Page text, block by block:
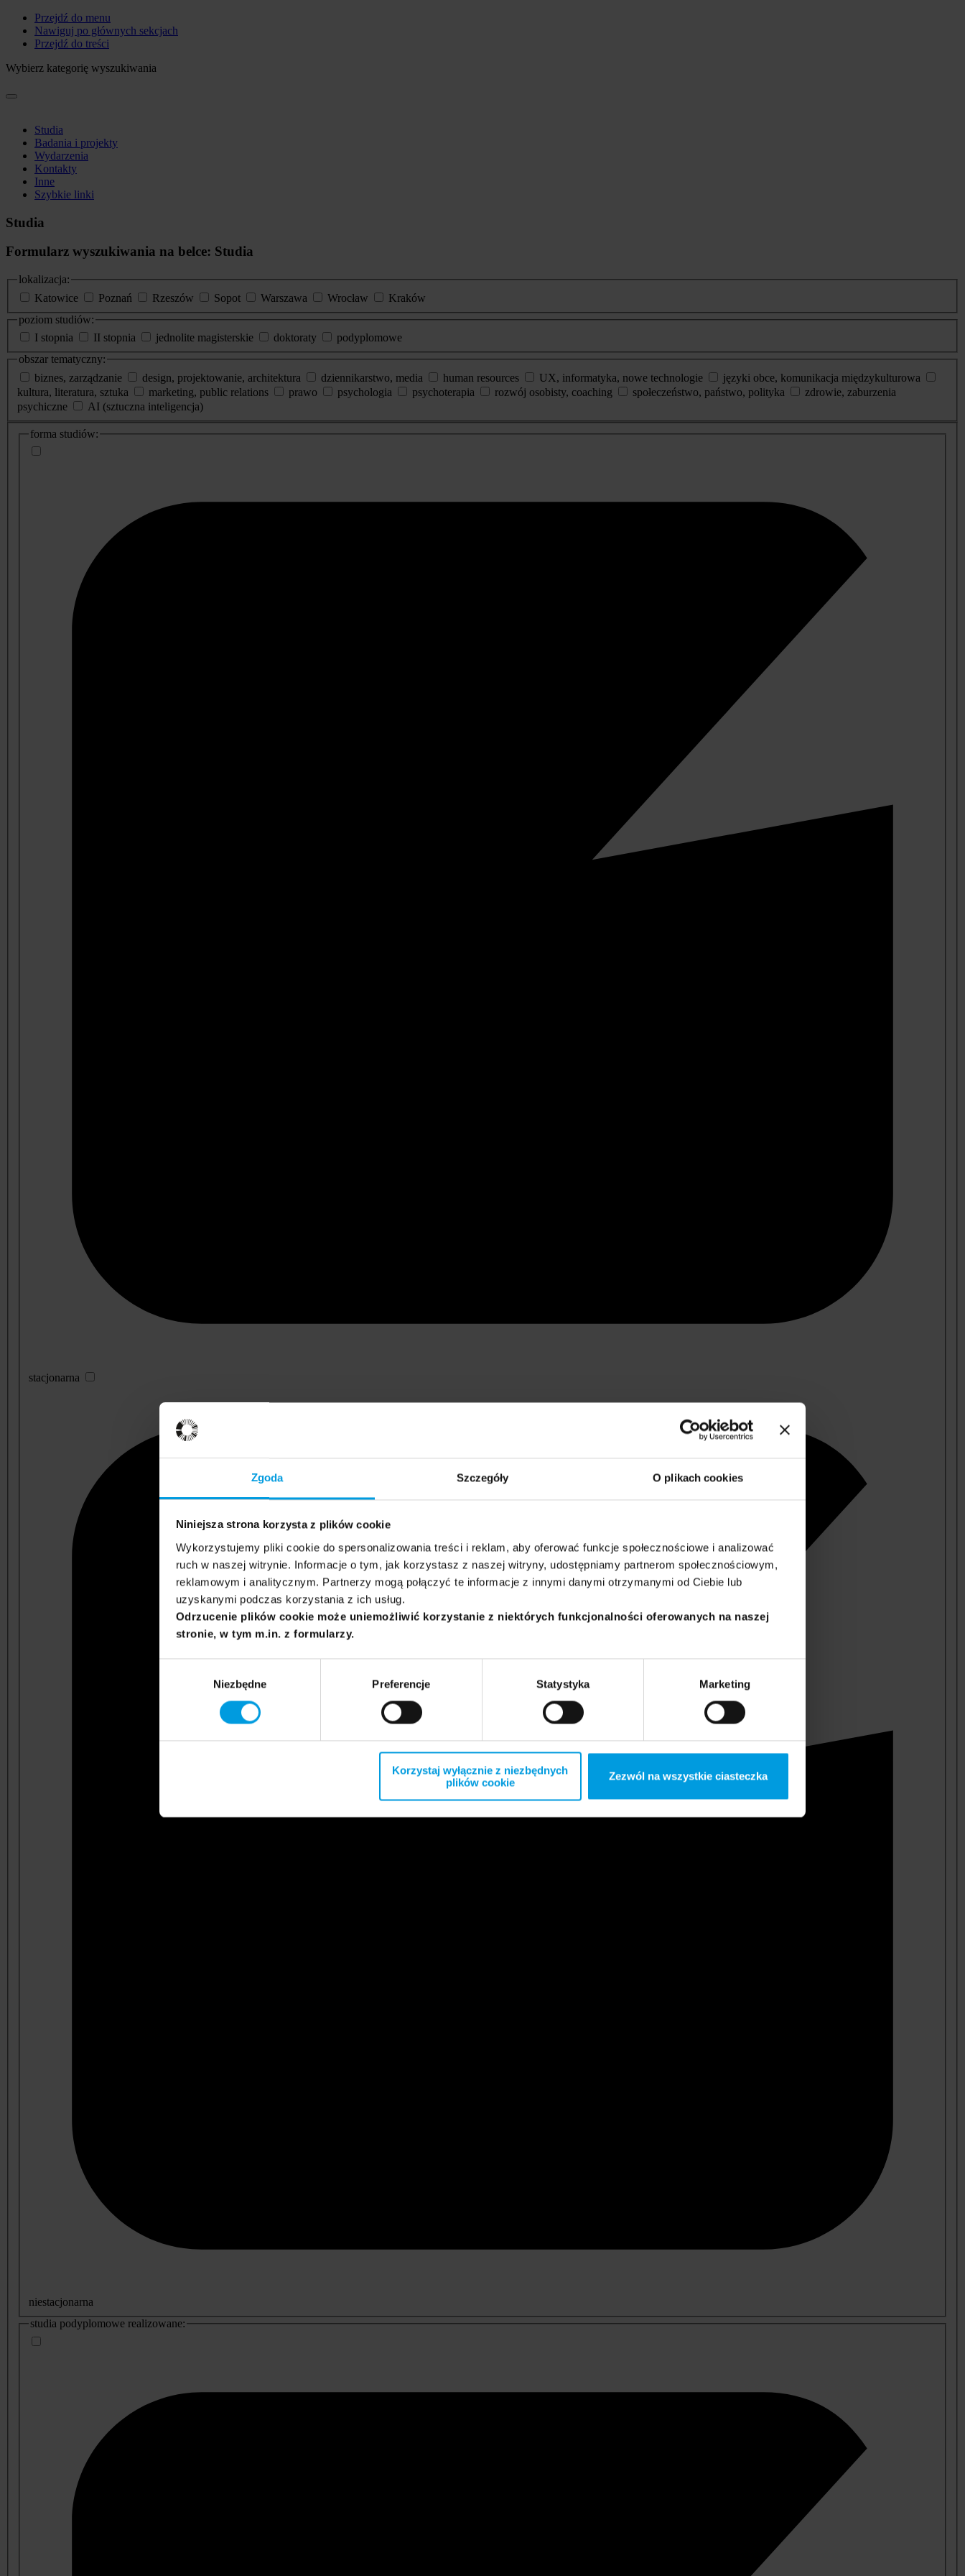
Zgoda Szczegóły O plikach cookies
Niniejsza strona korzysta z plików cookie
Wykorzystujemy pliki cookie do spersonalizowania treści i reklam, aby oferować funkcje społecznościowe i analizować
ruch w naszej witrynie. Informacje o tym, jak korzystasz z naszej witryny, udostępniamy partnerom społecznościowym,
reklamowym i analitycznym. Partnerzy mogą połączyć te informacje z innymi danymi otrzymanymi od Ciebie lub
uzyskanymi podczas korzystania z ich usług.
Odrzucenie plików cookie może uniemożliwić korzystanie z niektórych funkcjonalności oferowanych na naszej
stronie, w tym m.in. z formularzy.
Niezbędne Preferencje Statystyka Marketing
Korzystaj wyłącznie z niezbędnych
plików cookie
Zezwól na wszystkie ciasteczka
Przejdź do menu
Nawiguj po głównych sekcjach
Przejdź do treści
Wybierz kategorię wyszukiwania
Studia
Badania i projekty
Wydarzenia
Kontakty
Inne
Szybkie linki
Studia
Formularz wyszukiwania na belce: Studia
lokalizacja:
Katowice
Poznań Rzeszów Sopot Warszawa Wrocław
Kraków
poziom studiów:
I stopnia
II stopnia jednolite magisterskie doktoraty
podyplomowe
obszar tematyczny:
biznes, zarządzanie
design, projektowanie, architektura dziennikarstwo, media human resources UX, informatyka, nowe technologie
języki obce, komunikacja międzykulturowa
kultura, literatura, sztuka
marketing, public relations prawo psychologia psychoterapia rozwój osobisty, coaching społeczeństwo, państwo, polityka
zdrowie, zaburzenia
psychiczne
AI (sztuczna inteligencja)
dodatkowe
informacje
forma studiów:
stacjonarna
niestacjonarna
studia podyplomowe realizowane: